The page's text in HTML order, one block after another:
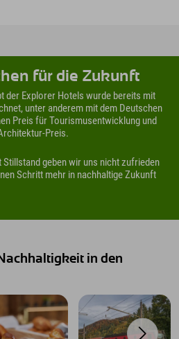
für die Zukunft
der Explorer Hotels wurde bereits mit
unter anderem mit dem Deutschen
Preis für Tourismusentwicklung und
Preis.
geben wir uns nicht zufrieden
Schritt mehr in nachhaltige Zukunft
in den